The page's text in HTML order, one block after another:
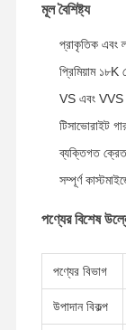
১৮ কে ডায়মন্ড রিং
১৮ কেটি সোনার
১৮ ক্যারেট সোনার
১৮ কিলোগ্রাম
মূল বৈশিষ্ট্য
প্রাকৃতিক এবং
প্রিমিয়াম ১৮K
VS এবং VVS
টিসাভোরাইট
ব্যক্তিগত
সম্পূর্ণ
পণ্যের বিশেষ
পণ্যের বিভাগ
উপাদান বিকল্প